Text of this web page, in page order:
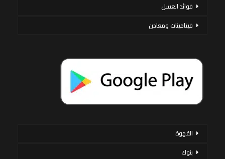
فوائد العسل
فيتامينات ومعادن
القهوة
بنوك